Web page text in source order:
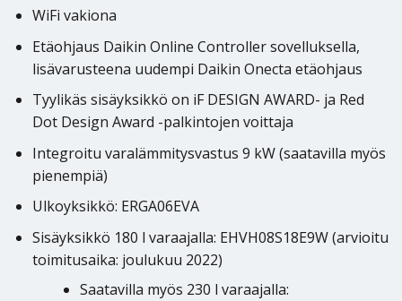
WiFi vakiona
Etäohjaus Daikin Online Controller sovelluksella,
lisävarusteena uudempi Daikin Onecta etäohjaus
Tyylikäs sisäyksikkö on iF DESIGN AWARD- ja Red
Dot Design Award -palkintojen voittaja
Integroitu varalämmitysvastus 9 kW (saatavilla myös
pienempiä)
Ulkoyksikkö: ERGA06EVA
Sisäyksikkö 180 l varaajalla: EHVH08S18E9W (arvioitu
toimitusaika: joulukuu 2022)
Saatavilla myös 230 l varaajalla: